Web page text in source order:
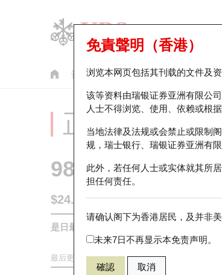
认股证 牛熊证 美股指数产品
免責聲明（香港）
浏览本网页包括其刊载的文件及
该等资料由瑞银证券亚洲有限公
人士不得浏览、使用、依赖或根
当地法律及法规或会禁止或限制
规，瑞士银行、瑞银证券亚洲有
此外，若任何人士或实体就其所
担任何责任。
请确认阁下为香港居民，及并非
未来7日不再显示本免责声明。
確認 取消
正股分析仪
9896 名创优品
$24.28 0.32 (-1.3%)
是日最高/最低价
最后更新时间:2026-08-06 16:20 (15分钟延迟)